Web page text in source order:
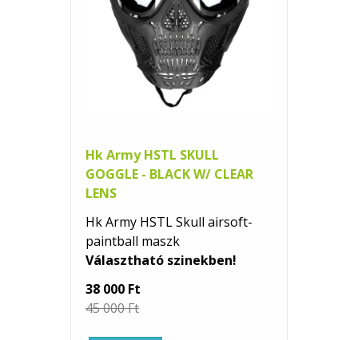
Hk Army HSTL SKULL
GOGGLE - BLACK W/ CLEAR
LENS
Hk Army HSTL Skull airsoft-
paintball maszk
Választható szinekben!
38 000 Ft
45 000 Ft